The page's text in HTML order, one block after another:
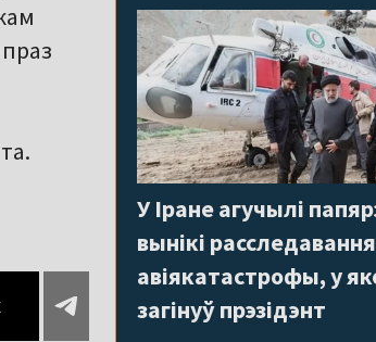
У Іране агучылі
вынікі расследавання
авіякатастрофы, у
загінуў прэзідэнт